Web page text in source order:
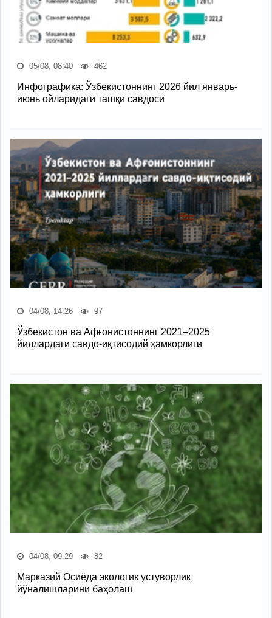
05/08, 08:40 462
Инфографика: Ўзбекистоннинг 2026 йил январь-
июнь ойларидаги ташқи савдоси
04/08, 14:26 97
Ўзбекистон ва Афғонистоннинг 2021–2025
йиллардаги савдо-иқтисодий ҳамкорлиги
04/08, 09:29 82
Марказий Осиёда экологик устуворлик
йўналишларини баҳолаш